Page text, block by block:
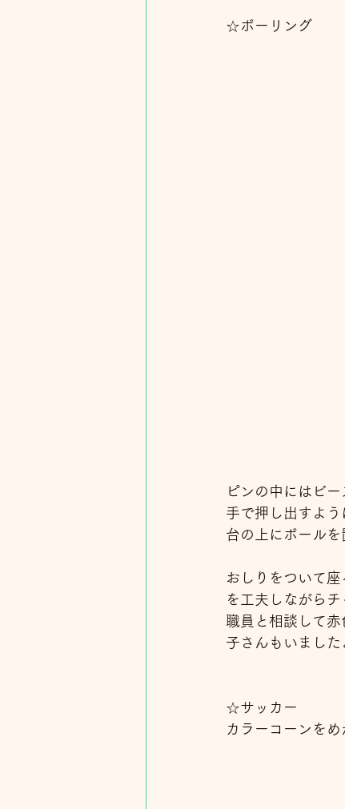
☆ボーリング
ピンの中にはビ
手で押し出すよう
台の上にボールを
おしりをついて
を工夫しながら
職員と相談して
子さんもいました
☆サッカー
カラーコーンをめ